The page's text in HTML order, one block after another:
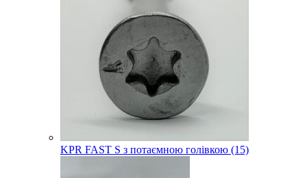
KPR FAST S з потаємною голівкою (15)